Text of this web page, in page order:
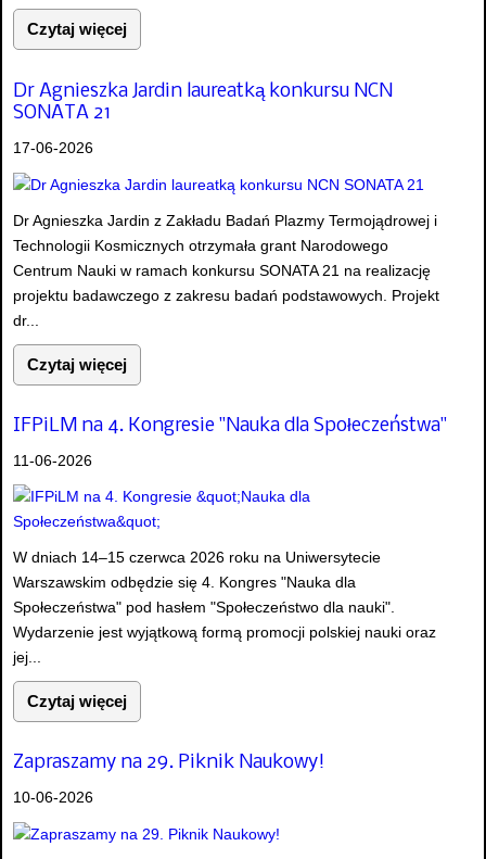
Czytaj więcej
Dr Agnieszka Jardin laureatką konkursu NCN
SONATA 21
17-06-2026
Dr Agnieszka Jardin z Zakładu Badań Plazmy Termojądrowej i
Technologii Kosmicznych otrzymała grant Narodowego
Centrum Nauki w ramach konkursu SONATA 21 na realizację
projektu badawczego z zakresu badań podstawowych. Projekt
dr...
Czytaj więcej
IFPiLM na 4. Kongresie "Nauka dla Społeczeństwa"
11-06-2026
W dniach 14–15 czerwca 2026 roku na Uniwersytecie
Warszawskim odbędzie się 4. Kongres "Nauka dla
Społeczeństwa" pod hasłem "Społeczeństwo dla nauki".
Wydarzenie jest wyjątkową formą promocji polskiej nauki oraz
jej...
Czytaj więcej
Zapraszamy na 29. Piknik Naukowy!
10-06-2026